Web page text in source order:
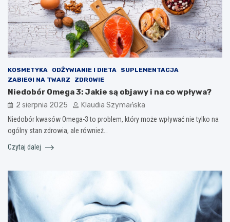
KOSMETYKA ODŻYWIANIE I DIETA
SUPLEMENTACJA
ZABIEGI NA TWARZ
ZDROWIE
Niedobór Omega 3: Jakie są objawy i na co wpływa?
2 sierpnia 2025 Klaudia Szymańska
Niedobór kwasów Omega-3 to problem, który może wpływać nie tylko na
ogólny stan zdrowia, ale również…
Czytaj dalej